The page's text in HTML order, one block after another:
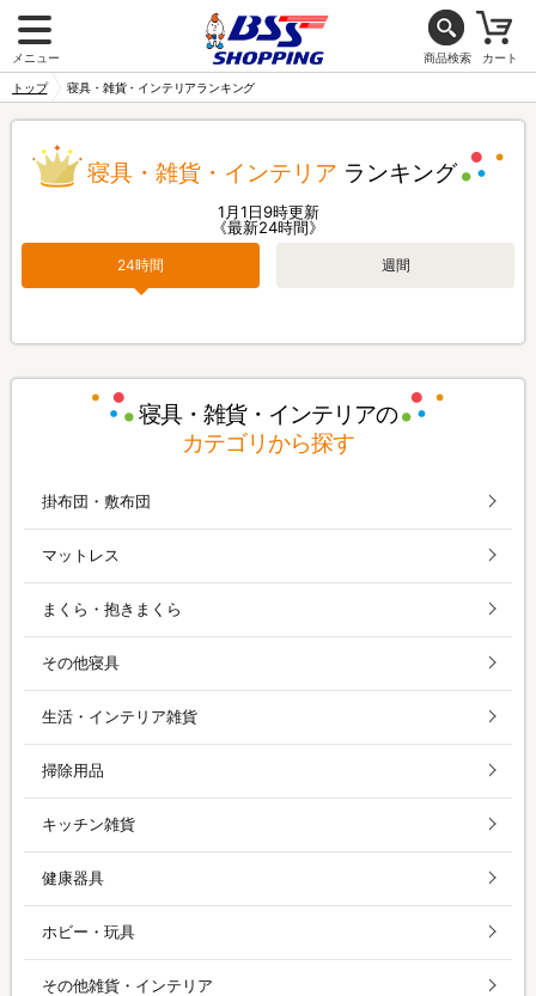
メニュー 商品検索 カート
トップ 寝具・雑貨・インテリアランキング
寝具・雑貨・インテリア ランキング
1月1日9時更新
《最新24時間》
24時間 週間
寝具・雑貨・インテリアの
カテゴリから探す
掛布団・敷布団
マットレス
まくら・抱きまくら
その他寝具
生活・インテリア雑貨
掃除用品
キッチン雑貨
健康器具
ホビー・玩具
その他雑貨・インテリア